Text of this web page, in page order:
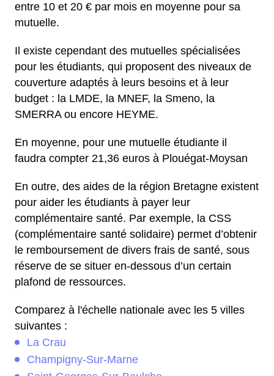
entre 10 et 20 € par mois en moyenne pour sa
mutuelle.
Il existe cependant des mutuelles spécialisées
pour les étudiants, qui proposent des niveaux de
couverture adaptés à leurs besoins et à leur
budget : la LMDE, la MNEF, la Smeno, la
SMERRA ou encore HEYME.
En moyenne, pour une mutuelle étudiante il
faudra compter 21,36 euros à Plouégat-Moysan
En outre, des aides de la région Bretagne existent
pour aider les étudiants à payer leur
complémentaire santé. Par exemple, la CSS
(complémentaire santé solidaire) permet d’obtenir
le remboursement de divers frais de santé, sous
réserve de se situer en-dessous d’un certain
plafond de ressources.
Comparez à l'échelle nationale avec les 5 villes
suivantes :
La Crau
Champigny-Sur-Marne